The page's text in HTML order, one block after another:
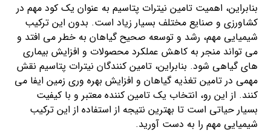
بنابراین، اهمیت تامین نیترات پتاسیم به عنوان یک کود مهم در
کشاورزی و صنایع مختلف بسیار زیاد است. بدون این ترکیب
شیمیایی مهم، رشد و توسعه صحیح گیاهان به خطر می افتد و
می تواند منجر به کاهش عملکرد محصولات و افزایش بیماری
های گیاهی شود. بنابراین، تامین کنندگان نیترات پتاسیم نقش
مهمی در تامین تغذیه گیاهان و افزایش بهره وری زمین ایفا می
کنند. از این رو، انتخاب یک تامین کننده معتبر و با کیفیت
بسیار حیاتی است تا بهترین نتیجه از استفاده از این ترکیب
شیمیایی مهم را به دست آورید.